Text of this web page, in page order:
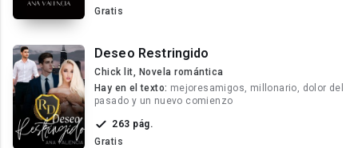
Gratis
Deseo Restringido
Chick lit, Novela romántica
Hay en el texto: mejoresamigos, millonario, dolor del
pasado y un nuevo comienzo
263 pág.
Gratis